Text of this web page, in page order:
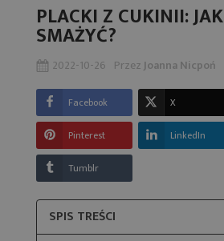
PLACKI Z CUKINII:
SMAŻYĆ?
2022-10-26 PrzezJoanna Nicpoń
Facebook X
Pinterest LinkedIn
Tumblr
SPIS TREŚCI